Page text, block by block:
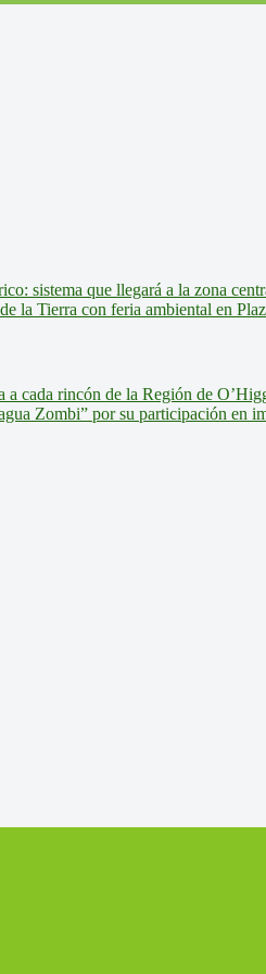
sistema que llegará a la zona
la Tierra con feria ambiental en
cada rincón de la Región de
Zombi” por su participación en